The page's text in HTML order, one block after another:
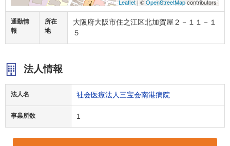
Leaflet | ©OpenStreetMapcontributors
通勤情
報
所在
地
大阪府大阪市住之江区北加賀屋２－１１－１
５
法人情報
法人名 社会医療法人三宝会南港病院
事業所数 1